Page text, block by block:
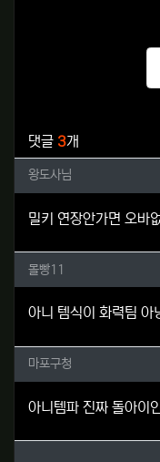
댓글 3개
왕도사님님의
왕도사님
밀키 연장안가면 오바
몰빵11님의
몰빵11
아니 템식이 화력팀 아
마포구청님의
마포구청
아니템파 진짜 돌아이